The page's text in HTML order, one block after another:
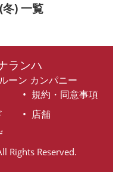
) 一覧
ランハ
ーン カンパニー
規約・同意事項
店舗
Rights Reserved.